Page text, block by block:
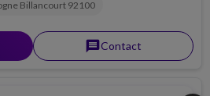
Billancourt92100
messageContact